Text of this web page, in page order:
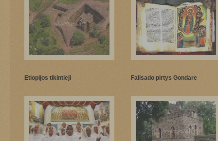
Etiopijos tikintieji Falisado pirtys Gondare